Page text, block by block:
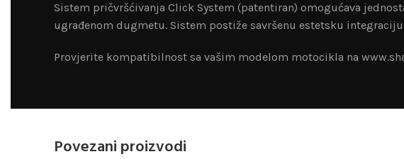
Sistem pričvršćivanja Click System (patentiran) omogućava
ugrađenom dugmetu. Sistem postiže savršenu estetsku
Provjerite kompatibilnost sa vašim modelom motocikla na
Povezani proizvodi